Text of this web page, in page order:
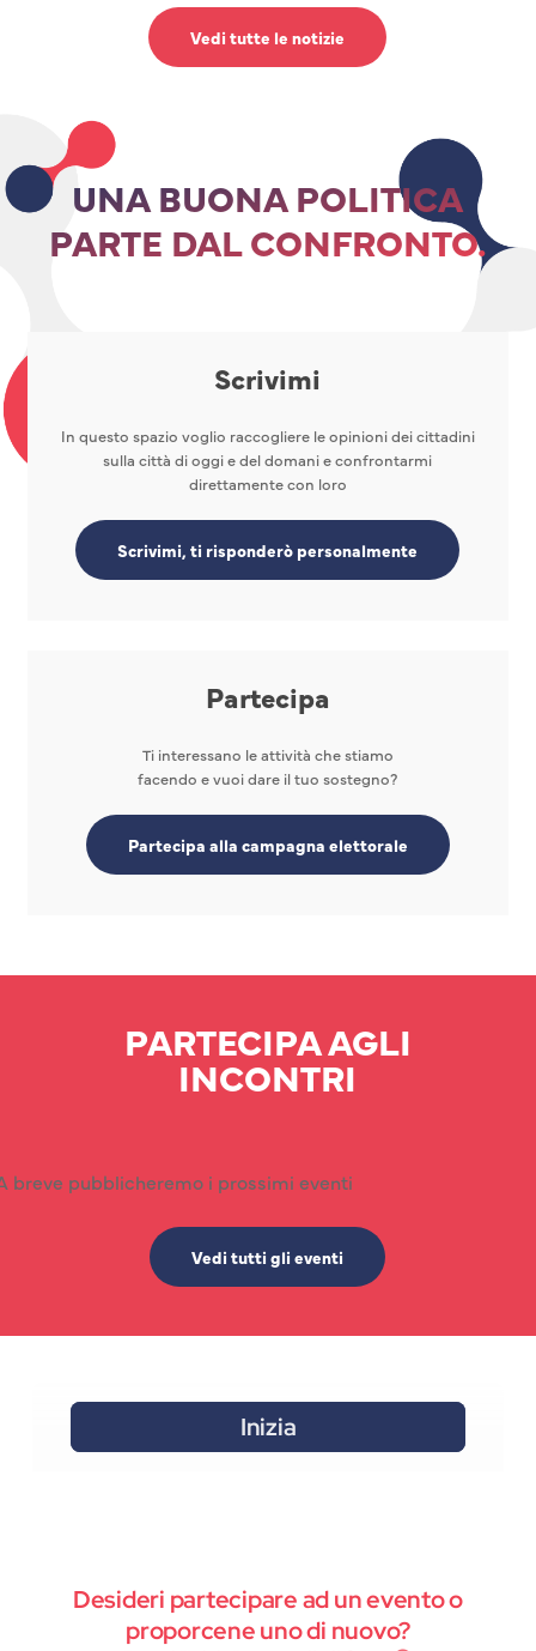
Vedi tutte le notizie
UNA BUONA POLITICA
PARTE DAL CONFRONTO.
Scrivimi
In questo spazio voglio raccogliere le opinioni dei cittadini
sulla città di oggi e del domani e confrontarmi
direttamente con loro
Scrivimi, ti risponderò personalmente
Partecipa
Ti interessano le attività che stiamo
facendo e vuoi dare il tuo sostegno?
Partecipa alla campagna elettorale
PARTECIPA AGLI
INCONTRI
breve pubblicheremo i prossimi eventi
Vedi tutti gli eventi